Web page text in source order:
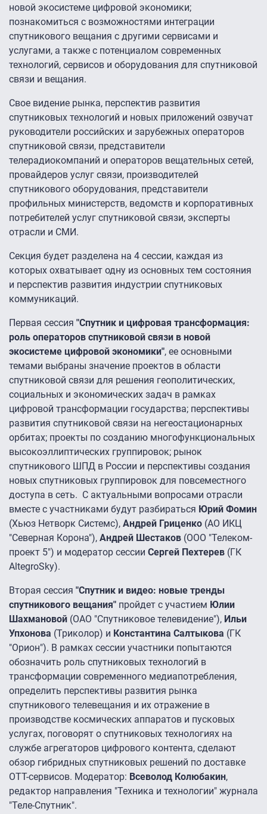
новой экосистеме цифровой экономики;
познакомиться с возможностями интеграции
спутникового вещания с другими сервисами и
услугами, а также с потенциалом современных
технологий, сервисов и оборудования для спутниковой
связи и вещания.
Свое видение рынка, перспектив развития
спутниковых технологий и новых приложений озвучат
руководители российских и зарубежных операторов
спутниковой связи, представители
телерадиокомпаний и операторов вещательных сетей,
провайдеров услуг связи, производителей
спутникового оборудования, представители
профильных министерств, ведомств и корпоративных
потребителей услуг спутниковой связи, эксперты
отрасли и СМИ.
Секция будет разделена на 4 сессии, каждая из
которых охватывает одну из основных тем состояния
и перспектив развития индустрии спутниковых
коммуникаций.
Первая сессия "Спутник и цифровая трансформация:
роль операторов спутниковой связи в новой
экосистеме цифровой экономики", ее основными
темами выбраны значение проектов в области
спутниковой связи для решения геополитических,
социальных и экономических задач в рамках
цифровой трансформации государства; перспективы
развития спутниковой связи на негеостационарных
орбитах; проекты по созданию многофункциональных
высокоэллиптических группировок; рынок
спутникового ШПД в России и перспективы создания
новых спутниковых группировок для повсеместного
доступа в сеть. С актуальными вопросами отрасли
вместе с участниками будут разбираться Юрий Фомин
(Хьюз Нетворк Системс), Андрей Гриценко (АО ИКЦ
"Северная Корона"), Андрей Шестаков (ООО "Телеком-
проект 5") и модератор сессии Сергей Пехтерев (ГК
AltegroSky).
Вторая сессия "Спутник и видео: новые тренды
спутникового вещания" пройдет с участием Юлии
Шахмановой (ОАО "Спутниковое телевидение"), Ильи
Упхонова (Триколор) и Константина Салтыкова (ГК
"Орион"). В рамках сессии участники попытаются
обозначить роль спутниковых технологий в
трансформации современного медиапотребления,
определить перспективы развития рынка
спутникового телевещания и их отражение в
производстве космических аппаратов и пусковых
услугах, поговорят о спутниковых технологиях на
службе агрегаторов цифрового контента, сделают
обзор гибридных спутниковых решений по доставке
OTT-сервисов. Модератор: Всеволод Колюбакин,
редактор направления "Техника и технологии" журнала
"Теле-Спутник".